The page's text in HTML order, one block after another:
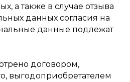
а также в случае отзыва
данных согласия на
данные подлежат
договором,
выгодоприобретателем